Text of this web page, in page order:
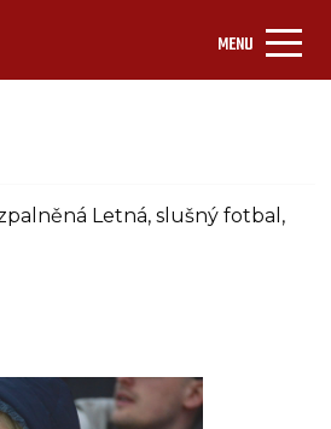
MENU
Letná, slušný fotbal,